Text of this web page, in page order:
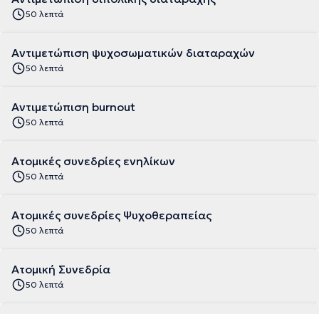
50 λεπτά
Αντιμετώπιση ψυχοσωματικών διαταραχών
50 λεπτά
Αντιμετώπιση burnout
50 λεπτά
Ατομικές συνεδρίες ενηλίκων
50 λεπτά
Ατομικές συνεδρίες Ψυχοθεραπείας
50 λεπτά
Ατομική Συνεδρία
50 λεπτά